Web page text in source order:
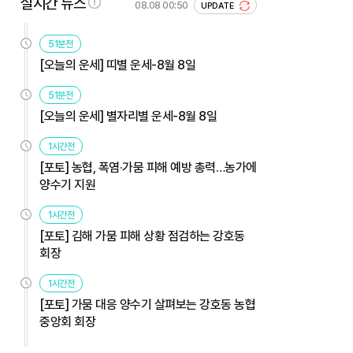
08.08 00:50 UPDATE
51분전
[오늘의 운세] 띠별 운세-8월 8일
51분전
[오늘의 운세] 별자리별 운세-8월 8일
1시간전
[포토] 농협, 폭염·가뭄 피해 예방 총력…농가에
양수기 지원
1시간전
[포토] 김해 가뭄 피해 상황 점검하는 강호동
회장
1시간전
[포토] 가뭄 대응 양수기 살펴보는 강호동 농협
중앙회 회장